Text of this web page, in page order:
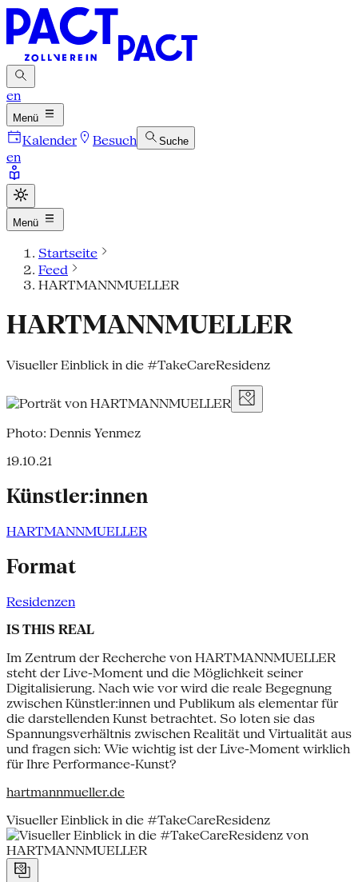
en
Menü
Kalender Besuch Suche
en
Menü
Startseite
Feed
HARTMANNMUELLER
HARTMANNMUELLER
Visueller Einblick in die #TakeCareResidenz
Photo: Dennis Yenmez
19.10.21
Künstler:innen
HARTMANNMUELLER
Format
Residenzen
IS THIS REAL
Im Zentrum der Recherche von HARTMANNMUELLER
steht der Live-Moment und die Möglichkeit seiner
Digitalisierung. Nach wie vor wird die reale Begegnung
zwischen Künstler:innen und Publikum als elementar für
die darstellenden Kunst betrachtet. So loten sie das
Spannungsverhältnis zwischen Realität und Virtualität aus
und fragen sich: Wie wichtig ist der Live-Moment wirklich
für Ihre Performance-Kunst?
hartmannmueller.de
Visueller Einblick in die #TakeCareResidenz